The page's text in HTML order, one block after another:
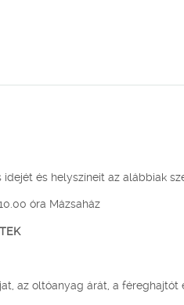
idejét és helyszíneit az alábbiak
óra Mázsaház
az oltóanyag árát, a féreghajtót